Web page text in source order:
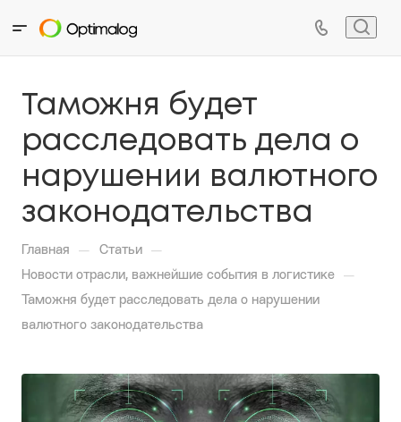
Таможня будет
расследовать дела о
нарушении валютного
законодательства
Главная — Статьи —
Новости отрасли, важнейшие события в логистике —
Таможня будет расследовать дела о нарушении
валютного законодательства